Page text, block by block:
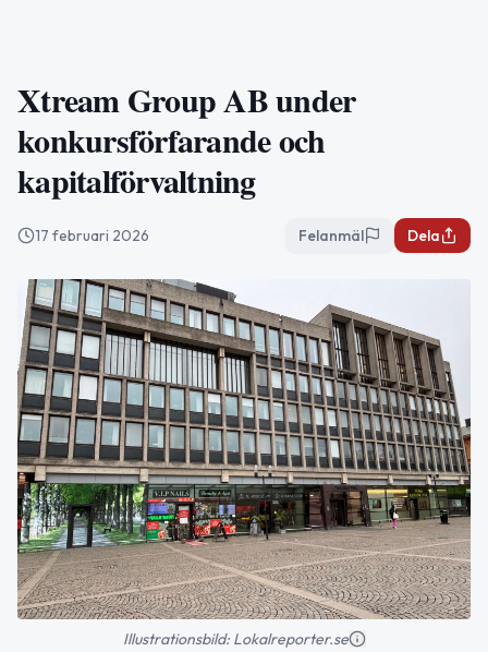
Xtream Group AB under
konkursförfarande och
kapitalförvaltning
17 februari 2026 Felanmäl Dela
Illustrationsbild: Lokalreporter.se